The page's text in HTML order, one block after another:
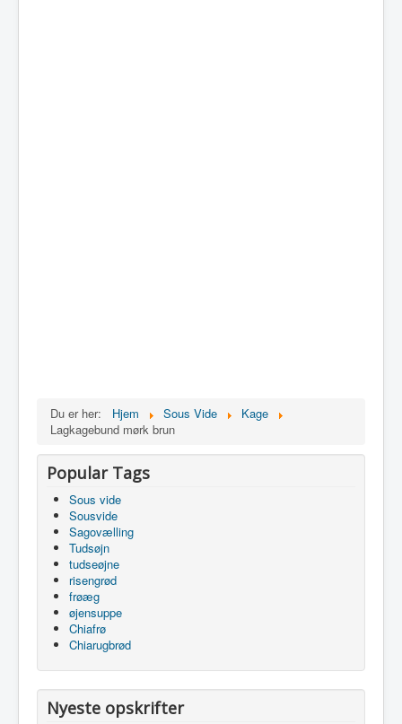
Du er her: Hjem Sous Vide
Kage
Lagkagebund mørk brun
Popular Tags
Sous vide
Sousvide
Sagovælling
Tudsøjn
tudseøjne
risengrød
frøæg
øjensuppe
Chiafrø
Chiarugbrød
Nyeste opskrifter